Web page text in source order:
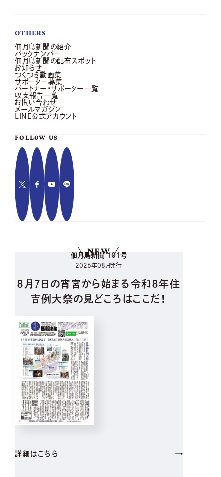
OTHERS
佃月島新聞の紹介
バックナンバー
佃月島新聞の配布スポット
お知らせ
つくつき動画集
サポーター募集
パートナー・サポーター一覧
収支報告一覧
お問い合わせ
メールマガジン
LINE公式アカウント
FOLLOW US
NEW
佃月島新聞 101号
2026年08月発行
8月7日の宵宮から始まる令和8年住
吉例大祭の見どころはここだ！
詳細はこちら